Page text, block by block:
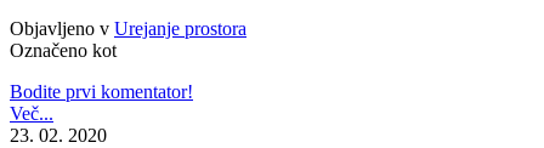
Objavljeno v Urejanje prostora
Označeno kot
Bodite prvi komentator!
Več...
23. 02. 2020